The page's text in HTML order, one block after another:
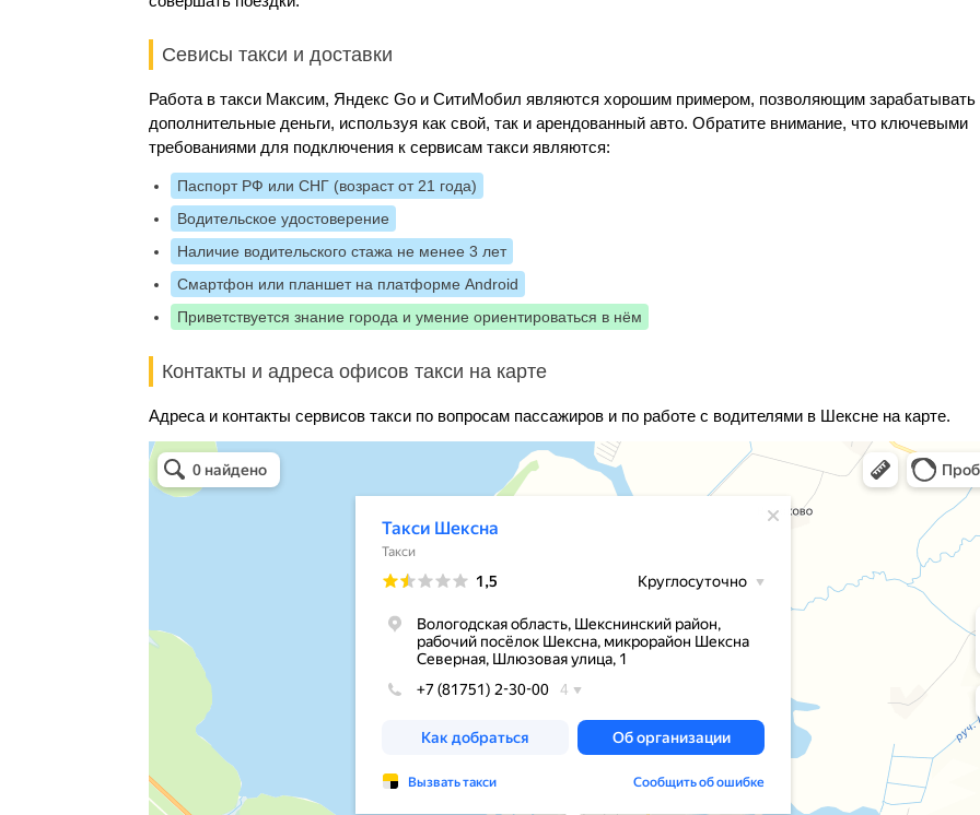
Севисы такси и доставки
Работа в такси Максим, Яндекс Go и СитиМобил являются хорошим примером, позволяющим зарабатывать
дополнительные деньги, используя как свой, так и арендованный авто. Обратите внимание, что ключевыми
требованиями для подключения к сервисам такси являются:
Паспорт РФ или СНГ (возраст от 21 года)
Водительское удостоверение
Наличие водительского стажа не менее 3 лет
Смартфон или планшет на платформе Android
Приветствуется знание города и умение ориентироваться в нём
Контакты и адреса офисов такси на карте
Адреса и контакты сервисов такси по вопросам пассажиров и по работе с водителями в Шексне на карте.